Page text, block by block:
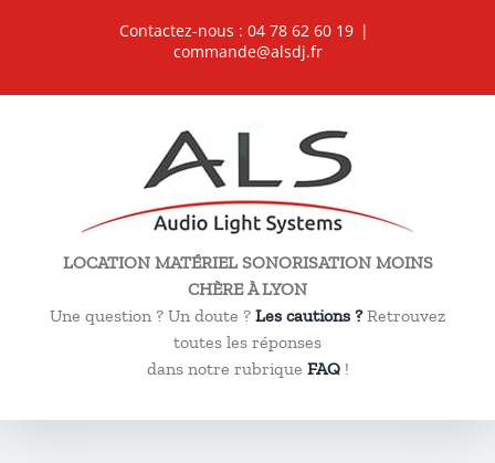
Contactez-nous : 04 78 62 60 19 |
commande@alsdj.fr
LOCATION MATÉRIEL SONORISATION MOINS
CHÈRE À LYON
Une question ? Un doute ? Les cautions ?Retrouvez
toutes les réponses
dans notre rubrique FAQ!